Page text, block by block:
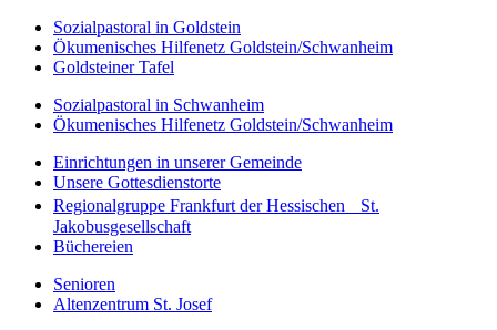
Sozialpastoral in Goldstein
Ökumenisches Hilfenetz Goldstein/Schwanheim
Goldsteiner Tafel
Sozialpastoral in Schwanheim
Ökumenisches Hilfenetz Goldstein/Schwanheim
Einrichtungen in unserer Gemeinde
Unsere Gottesdienstorte
Regionalgruppe Frankfurt der Hessischen St.
Jakobusgesellschaft
Büchereien
Senioren
Altenzentrum St. Josef